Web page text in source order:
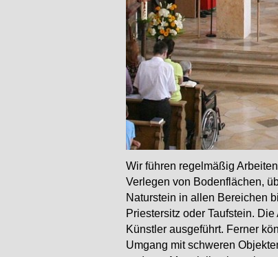
Wir führen regelmäßig
Verlegen von Bodenflächen,
Naturstein in allen Bereichen
Priestersitz oder Taufstein.
Künstler ausgeführt. Ferner
Umgang mit schweren